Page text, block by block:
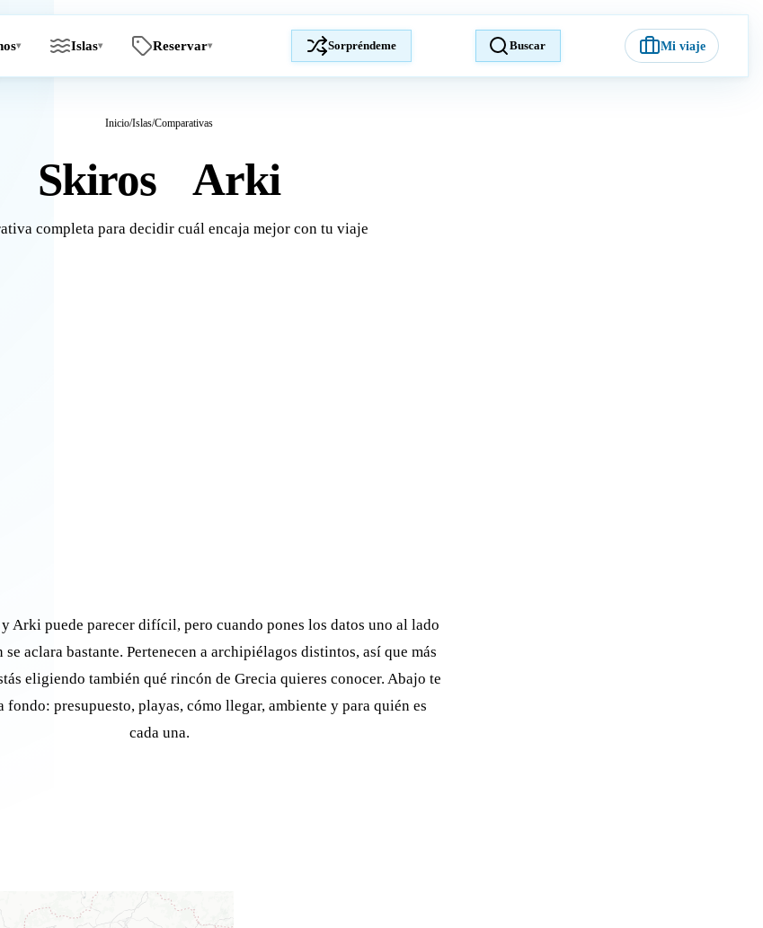
▾ Islas▾ Reservar▾ Sorpréndeme Buscar Mi viaje
Inicio/Islas/Comparativas
Skiros Arki
completa para decidir cuál encaja mejor con tu viaje
Arki puede parecer difícil, pero cuando pones los datos uno al lado
aclara bastante. Pertenecen a archipiélagos distintos, así que más
eligiendo también qué rincón de Grecia quieres conocer. Abajo te
fondo: presupuesto, playas, cómo llegar, ambiente y para quién es
cada una.